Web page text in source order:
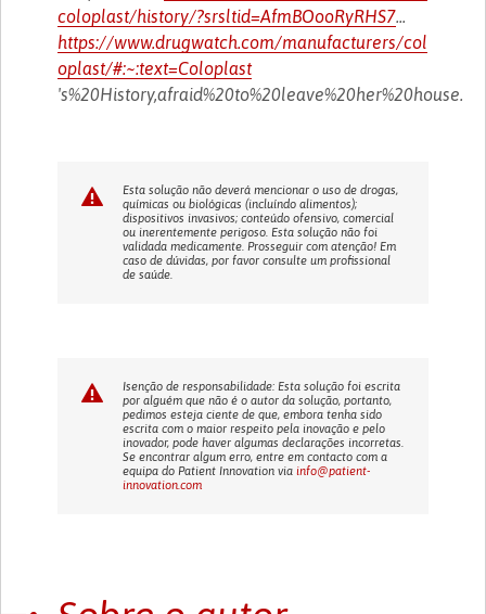
coloplast/history/?srsltid=AfmBOooRyRHS7...
https://www.drugwatch.com/manufacturers/col
oplast/#:~:text=Coloplast
's%20History,afraid%20to%20leave%20her%20house.
Esta solução não deverá mencionar o uso de drogas,
químicas ou biológicas (incluíndo alimentos);
dispositivos invasivos; conteúdo ofensivo, comercial
ou inerentemente perigoso. Esta solução não foi
validada medicamente. Prosseguir com atenção! Em
caso de dúvidas, por favor consulte um profissional
de saúde.
Isenção de responsabilidade: Esta solução foi escrita
por alguém que não é o autor da solução, portanto,
pedimos esteja ciente de que, embora tenha sido
escrita com o maior respeito pela inovação e pelo
inovador, pode haver algumas declarações incorretas.
Se encontrar algum erro, entre em contacto com a
equipa do Patient Innovation viainfo@patient-
innovation.com